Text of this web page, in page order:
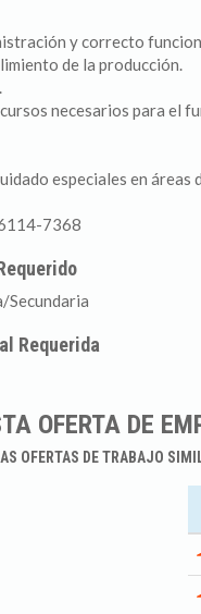
y correcto
de la producción.
necesarios para el
especiales en áreas
7368
Requerida
OFERTA DE
OFERTAS DE TRABAJO